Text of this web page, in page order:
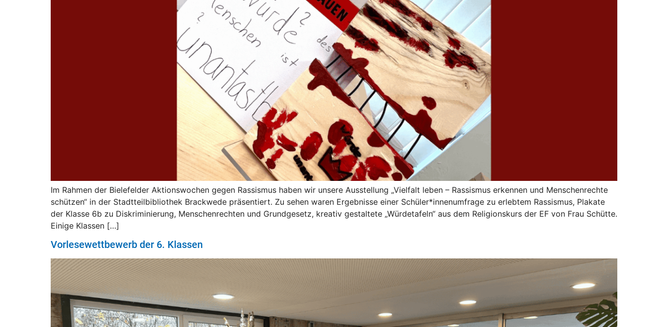
Im Rahmen der Bielefelder Aktionswochen gegen Rassismus haben wir unsere Ausstellung „Vielfalt leben – Rassismus erkennen und Menschenrechte
schützen“ in der Stadtteilbibliothek Brackwede präsentiert. Zu sehen waren Ergebnisse einer Schüler*innenumfrage zu erlebtem Rassismus, Plakate
der Klasse 6b zu Diskriminierung, Menschenrechten und Grundgesetz, kreativ gestaltete „Würdetafeln“ aus dem Religionskurs der EF von Frau Schütte.
Einige Klassen […]
Vorlesewettbewerb der 6. Klassen